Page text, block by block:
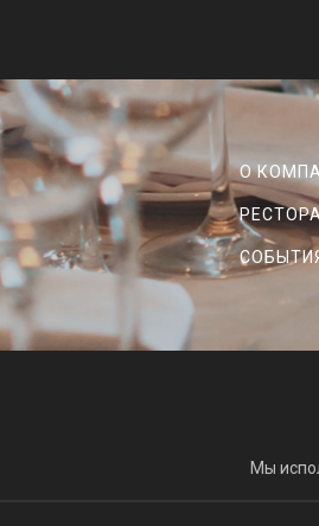
О
Мы